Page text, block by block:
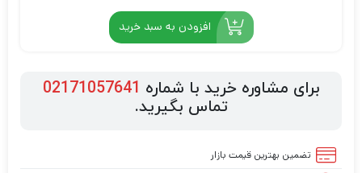
افزودن به سبد خرید
برای مشاوره خرید با شماره 02171057641
تماس بگیرید.
تضمین بهترین قیمت بازار